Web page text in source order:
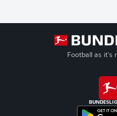
Football as it's